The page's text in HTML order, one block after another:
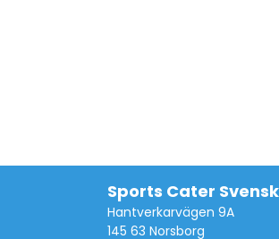
Sports Cater
Hantverkarvägen 9A
145 63 Norsborg